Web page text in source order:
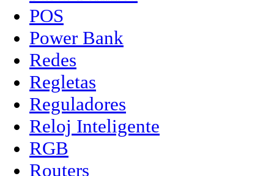
POS
Power Bank
Redes
Regletas
Reguladores
Reloj Inteligente
RGB
Routers